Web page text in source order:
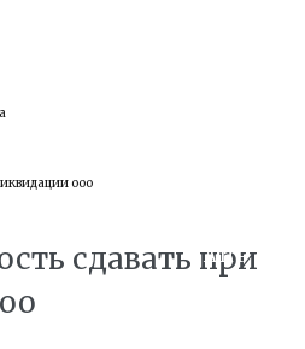
сдавать при
АПР
сдавать при